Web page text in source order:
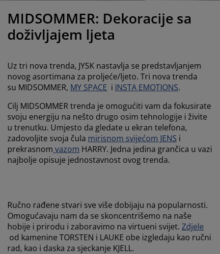
kreveta sa spremnikom
madraci
namještaja
rasvjeta
potrepštine
MIDSOMMER: Dekoracije sa
doživljajem ljeta
Uz tri nova trenda, JYSK nastavlja se predstavljanjem
novog asortimana za proljeće/ljeto. Tri nova trenda
su MIDSOMMER, MY SPACE i INSTA EMOTIONS.
Cilj MIDSOMMER trenda je omogućiti vam da fokusirate
svoju energiju na nešto drugo osim tehnologije i živite
u trenutku. Umjesto da gledate u ekran telefona,
zadovoljite svoja čula mirisnom svijećom JENS i
prekrasnom vazom HARRY. Jedna jedina grančica u vazi
najbolje opisuje jednostavnost ovog trenda.
Ručno rađene stvari sve više dobijaju na popularnosti.
Omogućavaju nam da se skoncentrišemo na naše
hobije i prirodu i zaboravimo na virtueni svijet. Zdjele
od kamenine TORSTEN i LAUKE obe izgledaju kao ručni
rad, kao i daska za sjeckanje KJELL.